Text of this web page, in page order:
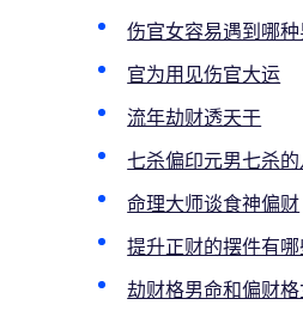
伤官女容易遇到哪种
官为用见伤官大运
流年劫财透天干
七杀偏印元男七杀的
命理大师谈食神偏财
提升正财的摆件有哪
劫财格男命和偏财